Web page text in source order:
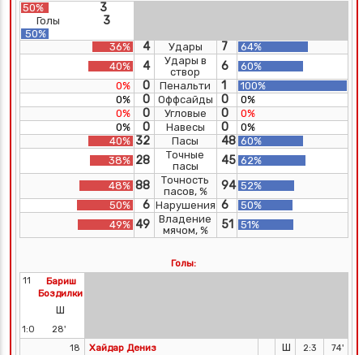
50% 3
Голы 3
50%
36%
4 Удары 7
64%
40%
4
Удары в
створ
6
60%
0%
0 Пенальти 1
100%
0%
0 Оффсайды 0
0%
0%
0 Угловые 0
0%
0%
0 Навесы 0
0%
40% 32 Пасы 48 60%
38% 28
Точные
пасы
45 62%
48% 88
Точность
пасов, %
94 52%
50%
6 Нарушения 6
50%
49% 49
Владение
мячом, %
51 51%
Голы:
11
Бариш
Боздилки
Ш
1:0
28'
18
Хайдар Дениз Ш 2:3
74'